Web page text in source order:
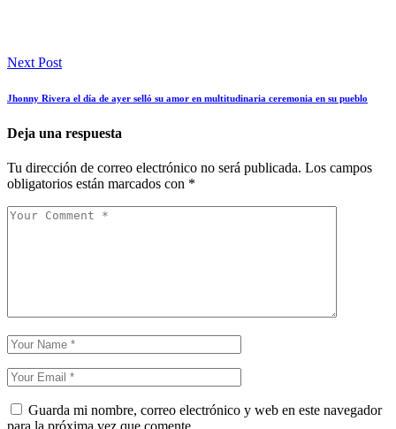
Next Post
Jhonny Rivera el día de ayer selló su amor en multitudinaria ceremonia en su pueblo
Deja una respuesta
Tu dirección de correo electrónico no será publicada. Los campos
obligatorios están marcados con *
Guarda mi nombre, correo electrónico y web en este navegador